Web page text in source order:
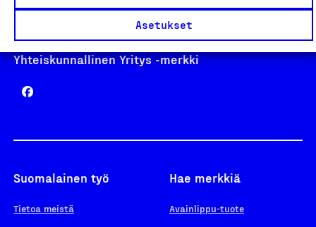
Asetukset
Yhteiskunnallinen Yritys -merkki
Suomalainen työ
Tietoa meistä
Hae merkkiä
Avainlippu-tuote